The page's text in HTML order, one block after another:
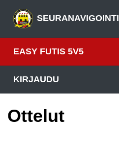
SEURANAVIGOINTI
EASY FUTIS 5V5
KIRJAUDU
Ottelut